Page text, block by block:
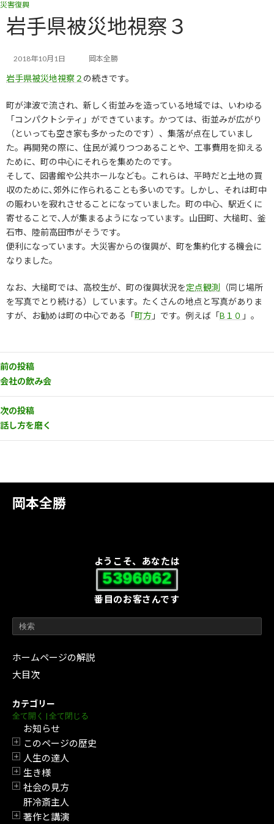
コ
テ
ス
ッ
ナ
ゲ
ン
移
岡本全勝
ようこそ、あなたは
5396062
番目のお客さんです
ホームページの解説
大目次
カテゴリー
全て開く | 全て閉じる
お知らせ
開閉
このページの歴史
開閉
人生の達人
開閉
生き様
開閉
社会の見方
肝冷斎主人
著作と講演
災害復興
岩手県被災地視察３
2018年10月1日 岡本全勝
岩手県被災地視察２ の続きです。
町が津波で流され、新しく街並みを造っている地域では、いわゆる
「コンパクトシティ」ができています。かつては、街並みが広がり
（といっても空き家も多かったのです）、集落が点在していまし
た。再開発の際に、住民が減りつつあることや、工事費用を抑える
ために、町の中心にそれらを集めたのです。
そして、図書館や公共ホールなども。これらは、平時だと土地の買
収のために､郊外に作られることも多いのです。しかし、それは町中
の賑わいを寂れさせることになっていました。町の中心、駅近くに
寄せることで､人が集まるようになっています。山田町、大槌町、釜
石市、陸前高田市がそうです。
便利になっています。大災害からの復興が、町を集約化する機会に
なりました。
なお、大槌町では、高校生が、町の復興状況を定点観測
（同じ場所
を写真でとり続ける）しています。たくさんの地点と写真がありま
すが、お勧めは町の中心である「町方 」です。例えば「B１０ 」。
前の投稿
会社の飲み会
次の投稿
話し方を磨く